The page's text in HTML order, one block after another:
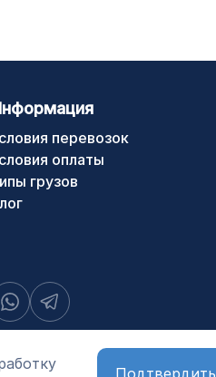
Подтвердить
перевозок
оплаты
грузов